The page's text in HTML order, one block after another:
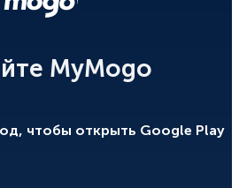
MyMogo
чтобы открыть Google Play